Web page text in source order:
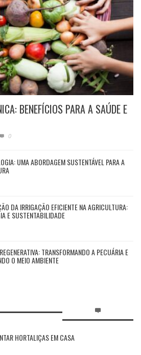
BENEFÍCIOS PARA A SAÚDE E
0
UMA ABORDAGEM SUSTENTÁVEL PARA A
DA IRRIGAÇÃO EFICIENTE NA AGRICULTURA:
E SUSTENTABILIDADE
TRANSFORMANDO A PECUÁRIA E
O MEIO AMBIENTE
HORTALIÇAS EM CASA